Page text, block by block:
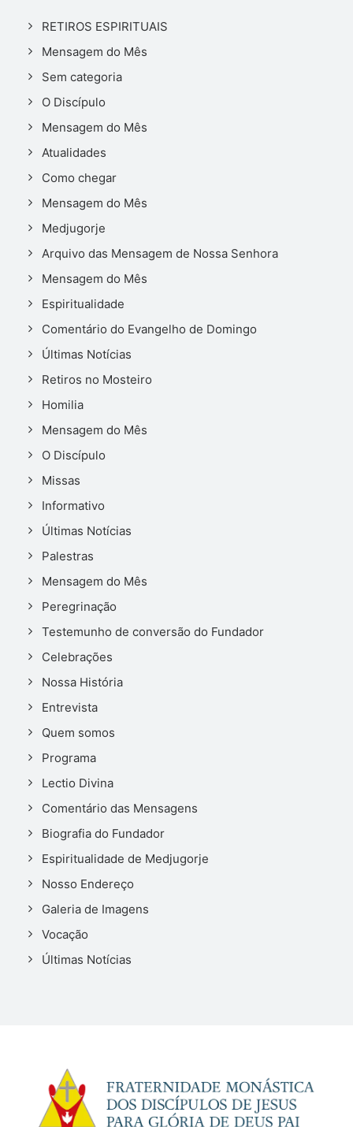
RETIROS ESPIRITUAIS
Mensagem do Mês
Sem categoria
O Discípulo
Mensagem do Mês
Atualidades
Como chegar
Mensagem do Mês
Medjugorje
Arquivo das Mensagem de Nossa Senhora
Mensagem do Mês
Espiritualidade
Comentário do Evangelho de Domingo
Últimas Notícias
Retiros no Mosteiro
Homilia
Mensagem do Mês
O Discípulo
Missas
Informativo
Últimas Notícias
Palestras
Mensagem do Mês
Peregrinação
Testemunho de conversão do Fundador
Celebrações
Nossa História
Entrevista
Quem somos
Programa
Lectio Divina
Comentário das Mensagens
Biografia do Fundador
Espiritualidade de Medjugorje
Nosso Endereço
Galeria de Imagens
Vocação
Últimas Notícias